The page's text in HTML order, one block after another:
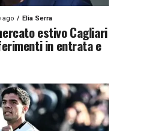
ago Elia Serra
estivo Cagliari
in entrata e